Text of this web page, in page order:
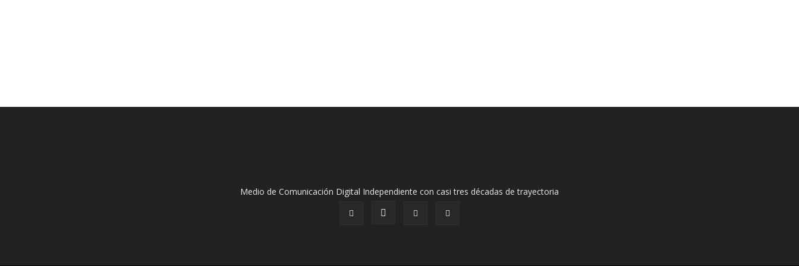
Medio de Comunicación Digital Independiente con casi tres décadas de trayectoria